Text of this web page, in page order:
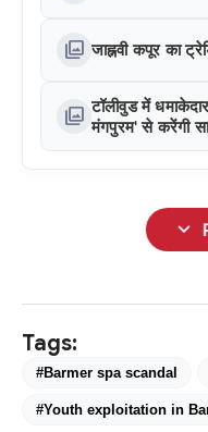
photo_library जाह्नवी कपूर का
photo_library टॉलीवुड में
मंगपुरम' से करेंगी
expand_more
Tags:
#Barmer spa scandal
#Youth exploitation in